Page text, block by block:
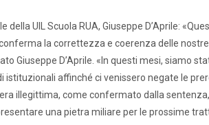
UIL Scuola RUA, Giuseppe D’Aprile:
la correttezza e coerenza delle
Giuseppe D’Aprile. «In questi mesi, siamo
istituzionali affinché ci venissero negate le
illegittima, come confermato dalla
una pietra miliare per le prossime